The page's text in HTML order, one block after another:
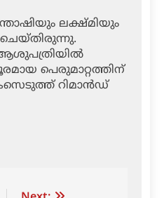
ലക്ഷ്മിയും
ചെയ്തിരുന്നു.
ആശുപത്രിയില്‍
പെരുമാറ്റത്തിന്
റിമാന്‍ഡ്